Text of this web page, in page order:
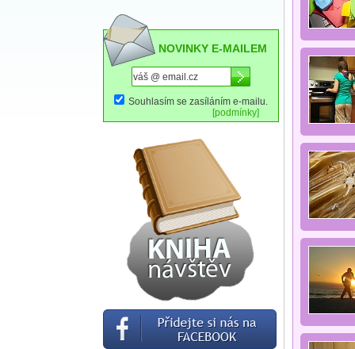
NOVINKY E-MAILEM
Souhlasím se zasíláním e-mailu.
[podmínky]